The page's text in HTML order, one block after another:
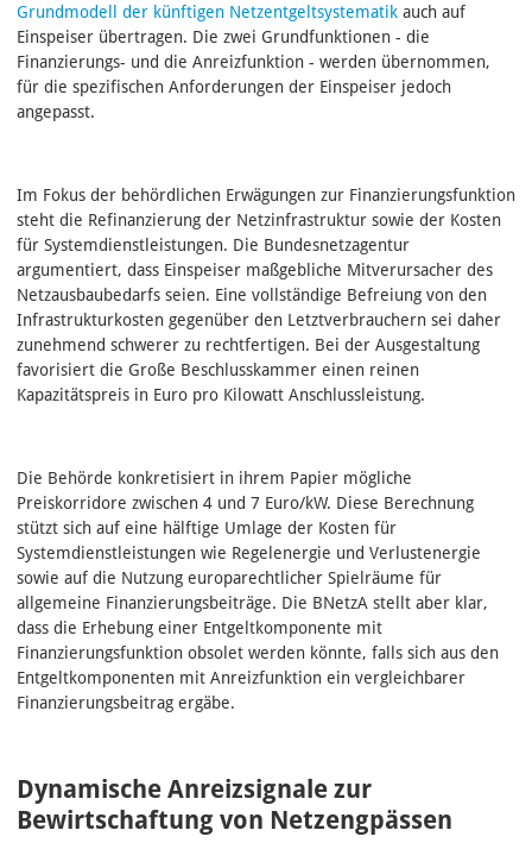
Grundmodell der künftigen Netzentgeltsystematik auch auf
Einspeiser übertragen. Die zwei Grundfunktionen - die
Finanzierungs- und die Anreizfunktion - werden übernommen,
für die spezifischen Anforderungen der Einspeiser jedoch
angepasst.
Im Fokus der behördlichen Erwägungen zur Finanzierungsfunktion
steht die Refinanzierung der Netzinfrastruktur sowie der Kosten
für Systemdienstleistungen. Die Bundesnetzagentur
argumentiert, dass Einspeiser maßgebliche Mitverursacher des
Netzausbaubedarfs seien. Eine vollständige Befreiung von den
Infrastrukturkosten gegenüber den Letztverbrauchern sei daher
zunehmend schwerer zu rechtfertigen. Bei der Ausgestaltung
favorisiert die Große Beschlusskammer einen reinen
Kapazitätspreis in Euro pro Kilowatt Anschlussleistung.
Die Behörde konkretisiert in ihrem Papier mögliche
Preiskorridore zwischen 4 und 7 Euro/kW. Diese Berechnung
stützt sich auf eine hälftige Umlage der Kosten für
Systemdienstleistungen wie Regelenergie und Verlustenergie
sowie auf die Nutzung europarechtlicher Spielräume für
allgemeine Finanzierungsbeiträge. Die BNetzA stellt aber klar,
dass die Erhebung einer Entgeltkomponente mit
Finanzierungsfunktion obsolet werden könnte, falls sich aus den
Entgeltkomponenten mit Anreizfunktion ein vergleichbarer
Finanzierungsbeitrag ergäbe.
Dynamische Anreizsignale zur
Bewirtschaftung von Netzengpässen